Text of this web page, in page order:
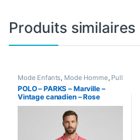
Produits similaires
Mode Enfants, Mode Homme, Pull
Homme ,Vetements &
Chaussures,Vetements Homme
POLO – PARKS – Marville –
Vintage canadien – Rose